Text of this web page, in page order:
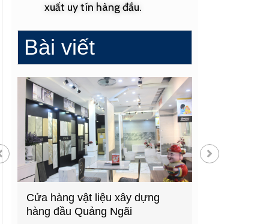
xuất uy tín hàng đầu.
Bài viết
Cửa hàng vật liệu xây dựng
hàng đầu Quảng Ngãi